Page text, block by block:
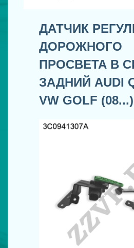
ДАТЧИК
ДОРОЖНОГО
ПРОСВЕТА В
ЗАДНИЙ AUDI
VW GOLF (08...)